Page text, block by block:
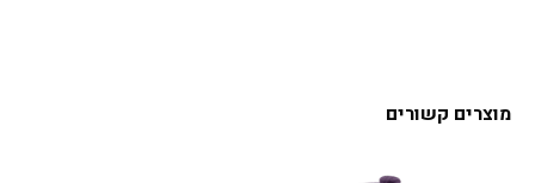
מוצרים קשורים